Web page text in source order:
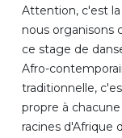
Attention, c'est
nous organisons
ce stage de
Afro-
traditionnelle,
propre à
racines d'Afrique